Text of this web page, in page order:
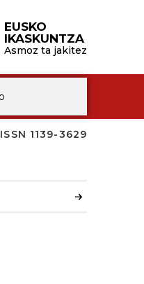
EUSKO
IKASKUNTZA
Asmoz ta jakitez
ISSN 1139-3629